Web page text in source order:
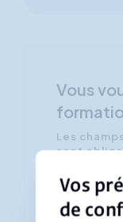
Vous
Les
sont
Vos
de